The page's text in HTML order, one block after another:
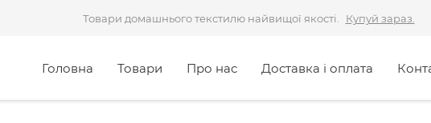
Товари домашнього текстилю найвищої якості. Купуй зараз.
Головна Товари Про нас Доставка і оплата